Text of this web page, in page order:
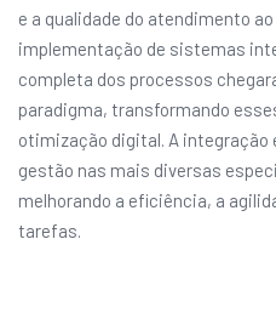
e a qualidade do atendimento
implementação de sistemas
completa dos processos
paradigma, transformando
otimização digital. A
gestão nas mais diversas
melhorando a eficiência, a
tarefas.